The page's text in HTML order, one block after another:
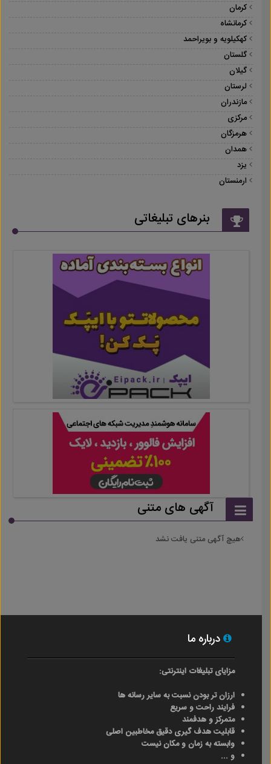
کرمان
کرمانشاه
کهکیلویه و بویراحمد
گلستان
گیلان
لرستان
مازندران
مرکزی
هرمزگان
همدان
یزد
ارمنستان
بنرهای تبلیغاتی
آگهی های متنی
هیچ آگهی متنی یافت نشد
درباره ما
مزایای تبلیغات اینترنتی:
ارزان تر بودن نسبت به سایر رسانه ها
فرایند راحت و سریع
متمرکز و هدفمند
قابلیت هدف گیری دقیق مخاطبین اصلی
وابسته به زمان و مکان نیست
و ...